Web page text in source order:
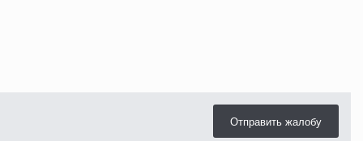
Отправить жалобу